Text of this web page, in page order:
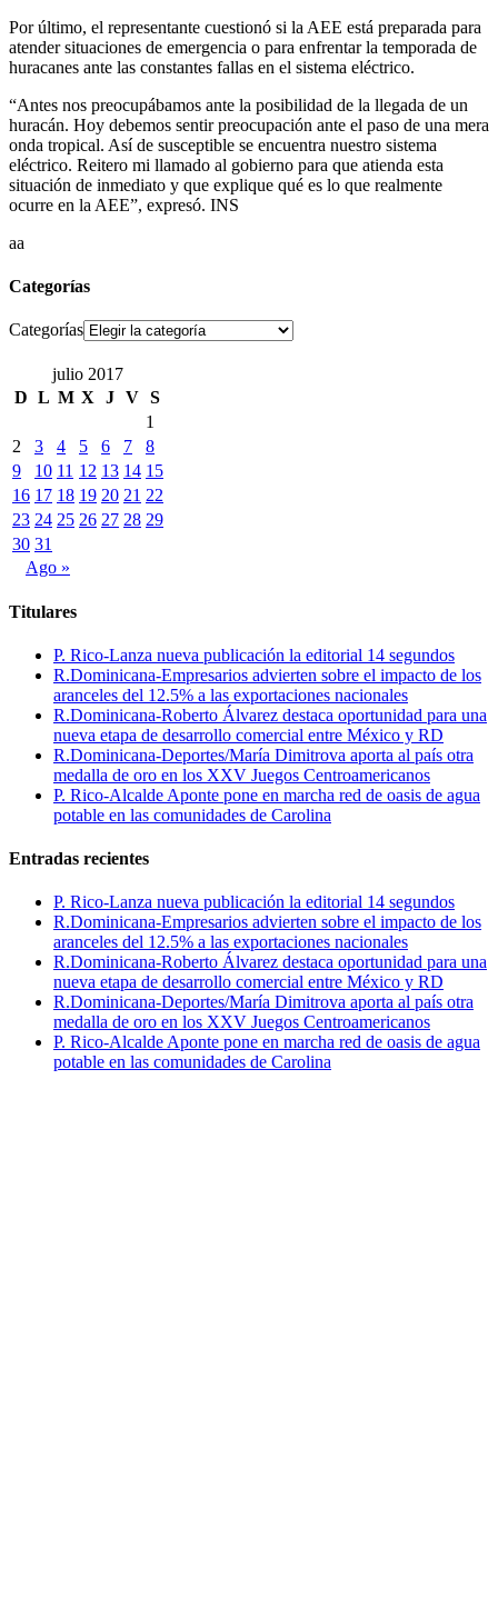
Por último, el representante cuestionó si la AEE está preparada para
atender situaciones de emergencia o para enfrentar la temporada de
huracanes ante las constantes fallas en el sistema eléctrico.
“Antes nos preocupábamos ante la posibilidad de la llegada de un
huracán. Hoy debemos sentir preocupación ante el paso de una mera
onda tropical. Así de susceptible se encuentra nuestro sistema
eléctrico. Reitero mi llamado al gobierno para que atienda esta
situación de inmediato y que explique qué es lo que realmente
ocurre en la AEE”, expresó. INS
aa
Categorías
Categorías
julio 2017
D L M X J V S
1
2
3 4 5 6 7
8
9
10 11 12 13 14 15
16 17 18 19 20 21 22
23 24 25 26 27 28 29
30 31
Ago »
Titulares
P. Rico-Lanza nueva publicación la editorial 14 segundos
R.Dominicana-Empresarios advierten sobre el impacto de los
aranceles del 12.5% a las exportaciones nacionales
R.Dominicana-Roberto Álvarez destaca oportunidad para una
nueva etapa de desarrollo comercial entre México y RD
R.Dominicana-Deportes/María Dimitrova aporta al país otra
medalla de oro en los XXV Juegos Centroamericanos
P. Rico-Alcalde Aponte pone en marcha red de oasis de agua
potable en las comunidades de Carolina
Entradas recientes
P. Rico-Lanza nueva publicación la editorial 14 segundos
R.Dominicana-Empresarios advierten sobre el impacto de los
aranceles del 12.5% a las exportaciones nacionales
R.Dominicana-Roberto Álvarez destaca oportunidad para una
nueva etapa de desarrollo comercial entre México y RD
R.Dominicana-Deportes/María Dimitrova aporta al país otra
medalla de oro en los XXV Juegos Centroamericanos
P. Rico-Alcalde Aponte pone en marcha red de oasis de agua
potable en las comunidades de Carolina